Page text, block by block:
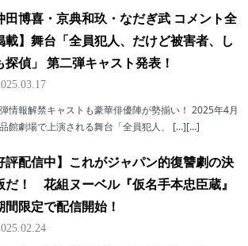
田博喜・京典和玖・なだぎ武 コメント全
載】舞台「全員犯人、だけど被害者、し
探偵」 第二弾キャスト発表！
情報解禁キャストも豪華俳優陣が勢揃い！ 2025年4月
館劇場で上演される舞台「全員犯人、 […][…]
評配信中】これがジャパン的復讐劇の決
だ！ 花組ヌーベル『仮名手本忠臣蔵』
間限定で配信開始！